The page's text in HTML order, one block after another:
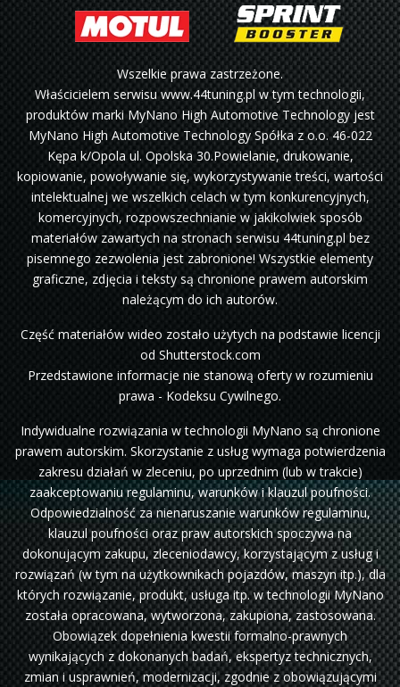
Wszelkie prawa zastrzeżone.
Właścicielem serwisu www.44tuning.pl w tym technologii,
produktów marki MyNano High Automotive Technology jest
MyNano High Automotive Technology Spółka z o.o. 46-022
Kępa k/Opola ul. Opolska 30.Powielanie, drukowanie,
kopiowanie, powoływanie się, wykorzystywanie treści, wartości
intelektualnej we wszelkich celach w tym konkurencyjnych,
komercyjnych, rozpowszechnianie w jakikolwiek sposób
materiałów zawartych na stronach serwisu 44tuning.pl bez
pisemnego zezwolenia jest zabronione! Wszystkie elementy
graficzne, zdjęcia i teksty są chronione prawem autorskim
należącym do ich autorów.
Część materiałów wideo zostało użytych na podstawie licencji
od Shutterstock.com
Przedstawione informacje nie stanową oferty w rozumieniu
prawa - Kodeksu Cywilnego.
Indywidualne rozwiązania w technologii MyNano są chronione
prawem autorskim. Skorzystanie z usług wymaga potwierdzenia
zakresu działań w zleceniu, po uprzednim (lub w trakcie)
zaakceptowaniu regulaminu, warunków i klauzul poufności.
Odpowiedzialność za nienaruszanie warunków regulaminu,
klauzul poufności oraz praw autorskich spoczywa na
dokonującym zakupu, zleceniodawcy, korzystającym z usług i
rozwiązań (w tym na użytkownikach pojazdów, maszyn itp.), dla
których rozwiązanie, produkt, usługa itp. w technologii MyNano
została opracowana, wytworzona, zakupiona, zastosowana.
Obowiązek dopełnienia kwestii formalno-prawnych
wynikających z dokonanych badań, ekspertyz technicznych,
zmian i usprawnień, modernizacji, zgodnie z obowiązującymi